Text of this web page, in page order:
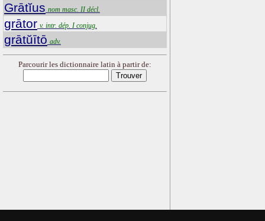
Grātĭus nom masc. II décl.
grātor v. intr. dép. I conjug.
grātŭītō adv.
Parcourir les dictionnaire latin à partir de: